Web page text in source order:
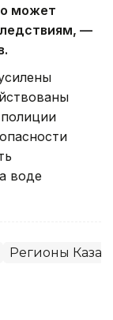
может
—
воде
Регионы